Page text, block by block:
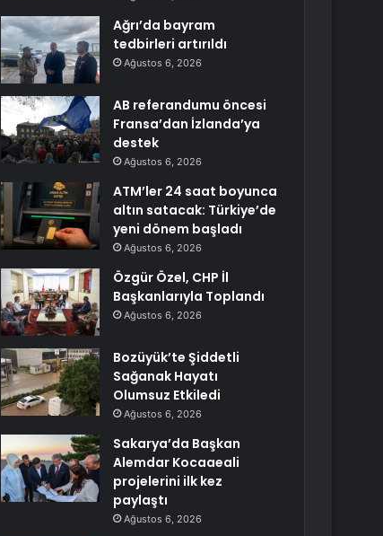
Ağrı’da bayram
tedbirleri artırıldı
Ağustos 6, 2026
AB referandumu öncesi
Fransa’dan İzlanda’ya
destek
Ağustos 6, 2026
ATM’ler 24 saat boyunca
altın satacak: Türkiye’de
yeni dönem başladı
Ağustos 6, 2026
Özgür Özel, CHP İl
Başkanlarıyla Toplandı
Ağustos 6, 2026
Bozüyük’te Şiddetli
Sağanak Hayatı
Olumsuz Etkiledi
Ağustos 6, 2026
Sakarya’da Başkan
Alemdar Kocaaeali
projelerini ilk kez
paylaştı
Ağustos 6, 2026